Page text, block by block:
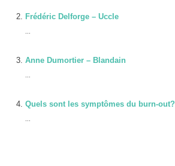
Frédéric Delforge – Uccle
Anne Dumortier – Blandain
Quels sont les symptômes du burn-out?